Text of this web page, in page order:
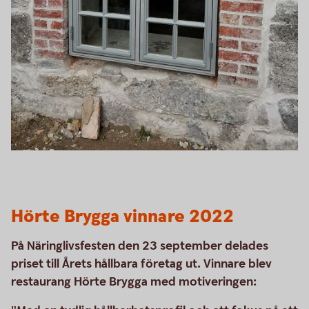
Hörte Brygga vinnare 2022
På Näringlivsfesten den 23 september delades
priset till Årets hållbara företag ut. Vinnare blev
restaurang Hörte Brygga med motiveringen: